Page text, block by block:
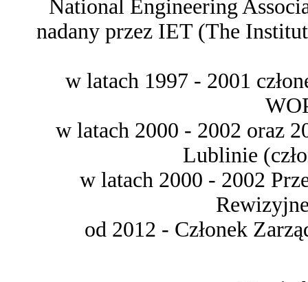
National Engineering
nadany przez IET (The
w latach 1997 - 2001
w latach 2000 - 2002 oraz
Lublinie
w latach 2000 - 2002
od 2012 - Członek